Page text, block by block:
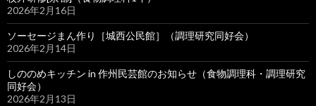
2026年2月16日
ソーセージまん作り［城西公民館］（調理研究同好会）
2026年2月14日
しののめキッチン in 作州民芸館のお知らせ（食物調理科・調理研究
同好会）
2026年2月13日